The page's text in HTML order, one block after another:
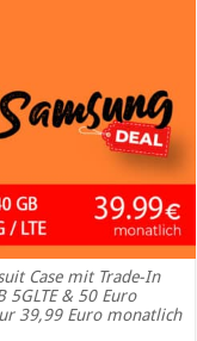
Case mit Trade-In
& 50 Euro
39,99 Euro monatlich